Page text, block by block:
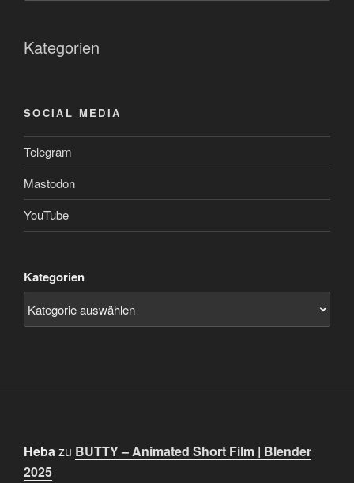
Kategorien
SOCIAL MEDIA
Telegram
Mastodon
YouTube
Kategorien
Hebazu BUTTY – Animated Short Film | Blender
2025